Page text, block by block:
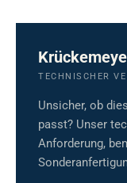
TECHNISCHER
Unsicher, ob
passt? Unser
Anforderung,